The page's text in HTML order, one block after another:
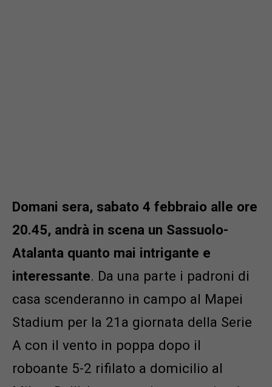
Domani sera, sabato 4 febbraio alle ore
20.45, andrà in scena un Sassuolo-
Atalanta quanto mai intrigante e
interessante. Da una parte i padroni di
casa scenderanno in campo al Mapei
Stadium per la 21a giornata della Serie
A con il vento in poppa dopo il
roboante 5-2 rifilato a domicilio al